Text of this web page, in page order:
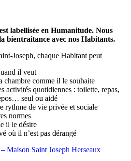
labellisée en Humanitude. Nous
bientraitance avec nos Habitants.
Joseph, chaque Habitant peut
il veut
chambre comme il le souhaite
activités quotidiennes : toilette, repas,
seul ou aidé
rythme de vie privée et sociale
normes
il le désire
où il n’est pas dérangé
Maison Saint Joseph Herseaux